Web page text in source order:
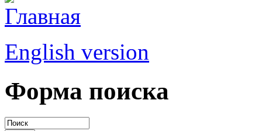
English version
Форма поиска